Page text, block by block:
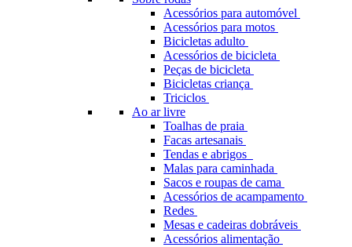
Acessórios para automóvel
Acessórios para motos
Bicicletas adulto
Acessórios de bicicleta
Peças de bicicleta
Bicicletas criança
Triciclos
Ao ar livre
Toalhas de praia
Facas artesanais
Tendas e abrigos
Malas para caminhada
Sacos e roupas de cama
Acessórios de acampamento
Redes
Mesas e cadeiras dobráveis
Acessórios alimentação